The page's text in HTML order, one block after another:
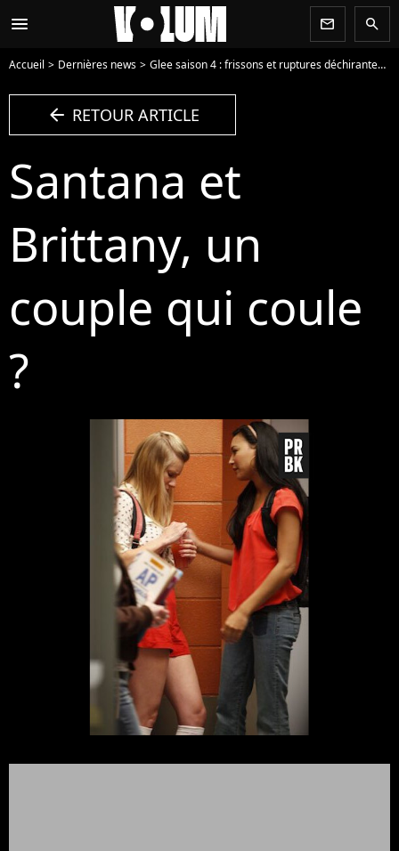
menu newsletter search
Accueil Dernières news Glee saison 4 : frissons et ruptures déchirantes dans l'épisode 4 ! (RESUME)
arrow_left RETOUR ARTICLE
Santana et
Brittany, un
couple qui coule
?